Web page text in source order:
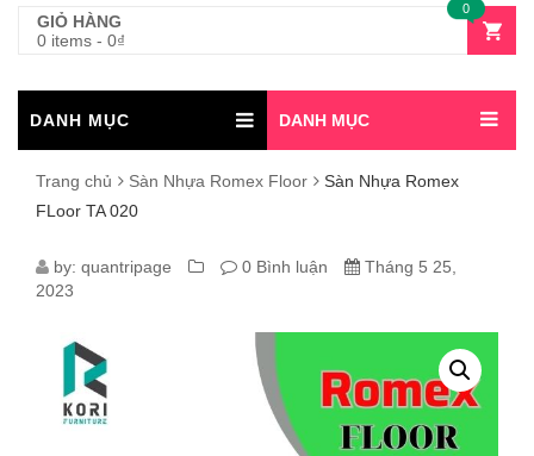
GIỎ HÀNG
0 items - 0₫
0
DANH MỤC DANH MỤC
Trang chủ Sàn Nhựa Romex Floor
Sàn Nhựa Romex
FLoor TA 020
SÀN
ROMEX
FLOOR
by: quantripage 0 Bình luận
Tháng 5 25,
2023